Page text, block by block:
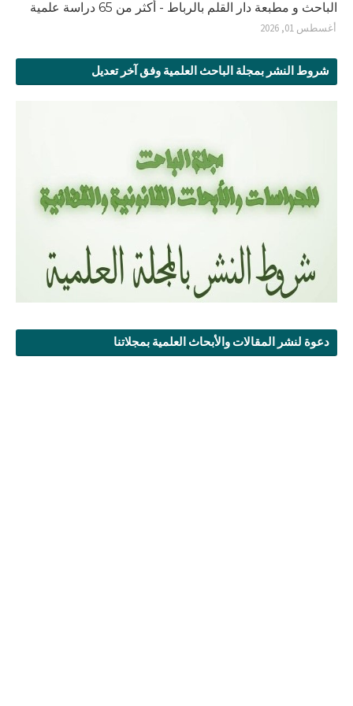
الباحث و مطبعة دار القلم بالرباط - أكثر من 65 دراسة علمية
أغسطس 01, 2026
شروط النشر بمجلة الباحث العلمية وفق آخر تعديل
دعوة لنشر المقالات والأبحاث العلمية بمجلاتنا